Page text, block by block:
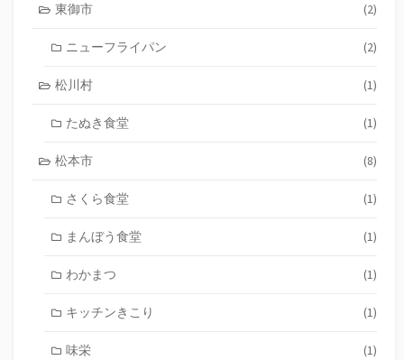
東御市 (2)
ニューフライパン (2)
松川村 (1)
たぬき食堂 (1)
松本市 (8)
さくら食堂 (1)
まんぼう食堂 (1)
わかまつ (1)
キッチンきこり (1)
味栄 (1)